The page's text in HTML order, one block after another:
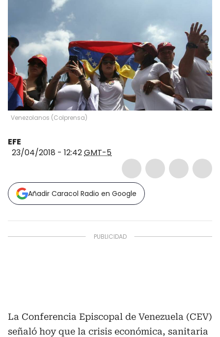
Venezolanos (Colprensa)
EFE
23/04/2018 - 12:42GMT-5
Añadir Caracol Radio en Google
La Conferencia Episcopal de Venezuela (CEV)
señaló hoy que la crisis económica, sanitaria